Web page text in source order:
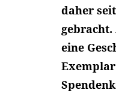
daher
eine